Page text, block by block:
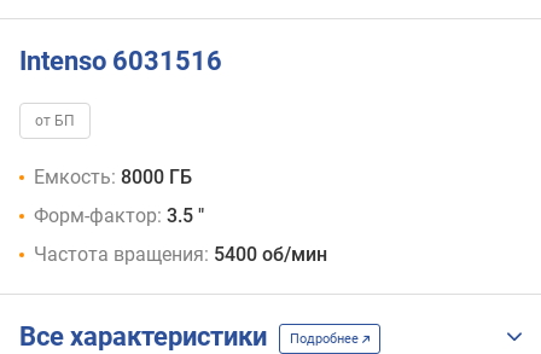
Intenso 6031516
от БП
Емкость: 8000 ГБ
Форм-фактор: 3.5 "
Частота вращения: 5400 об/мин
Все характеристики Подробнее